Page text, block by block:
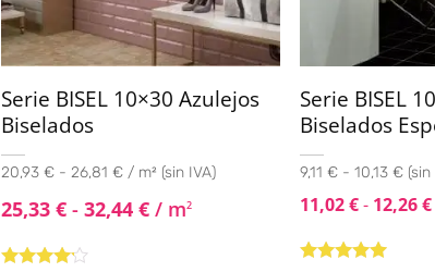
Serie BISEL 10×30 Azulejos
Biselados
20,93 € - 26,81 € / m² (sin IVA)
25,33 € - 32,44 € / m2
Serie BISEL
Biselados
9,11 € - 10,13 € (sin
11,02€ - 12,26€